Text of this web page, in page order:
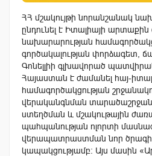
ՀՀ մշակույթի նորանշանակ
ընդունել է Իտալիայի արտաքին
նախարարության
գոր­ծակալության
Գոնելլիի գլխավորած
Հայաստան է ժամանել հայ-
համա­գործակցության
վերականգնման
ստեղծ­ման և մշակութային
պահպանության ոլորտի
վերապատրաստման նոր ծրագիր
կապակցությամբ: Այս մասին